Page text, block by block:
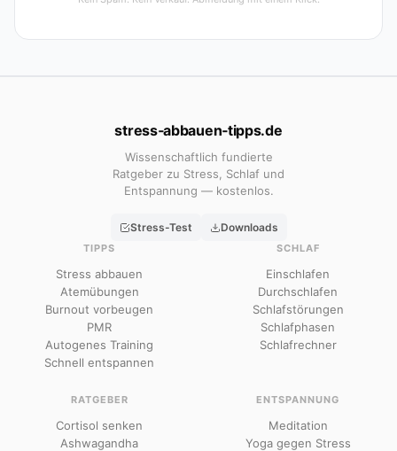
stress‑abbauen‑tipps.de
Wissenschaftlich fundierte
Ratgeber zu Stress, Schlaf und
Entspannung — kostenlos.
Stress-Test Downloads
TIPPS
Stress abbauen
Atemübungen
Burnout vorbeugen
PMR
Autogenes Training
Schnell entspannen
SCHLAF
Einschlafen
Durchschlafen
Schlafstörungen
Schlafphasen
Schlafrechner
RATGEBER
Cortisol senken
Ashwagandha
ENTSPANNUNG
Meditation
Yoga gegen Stress